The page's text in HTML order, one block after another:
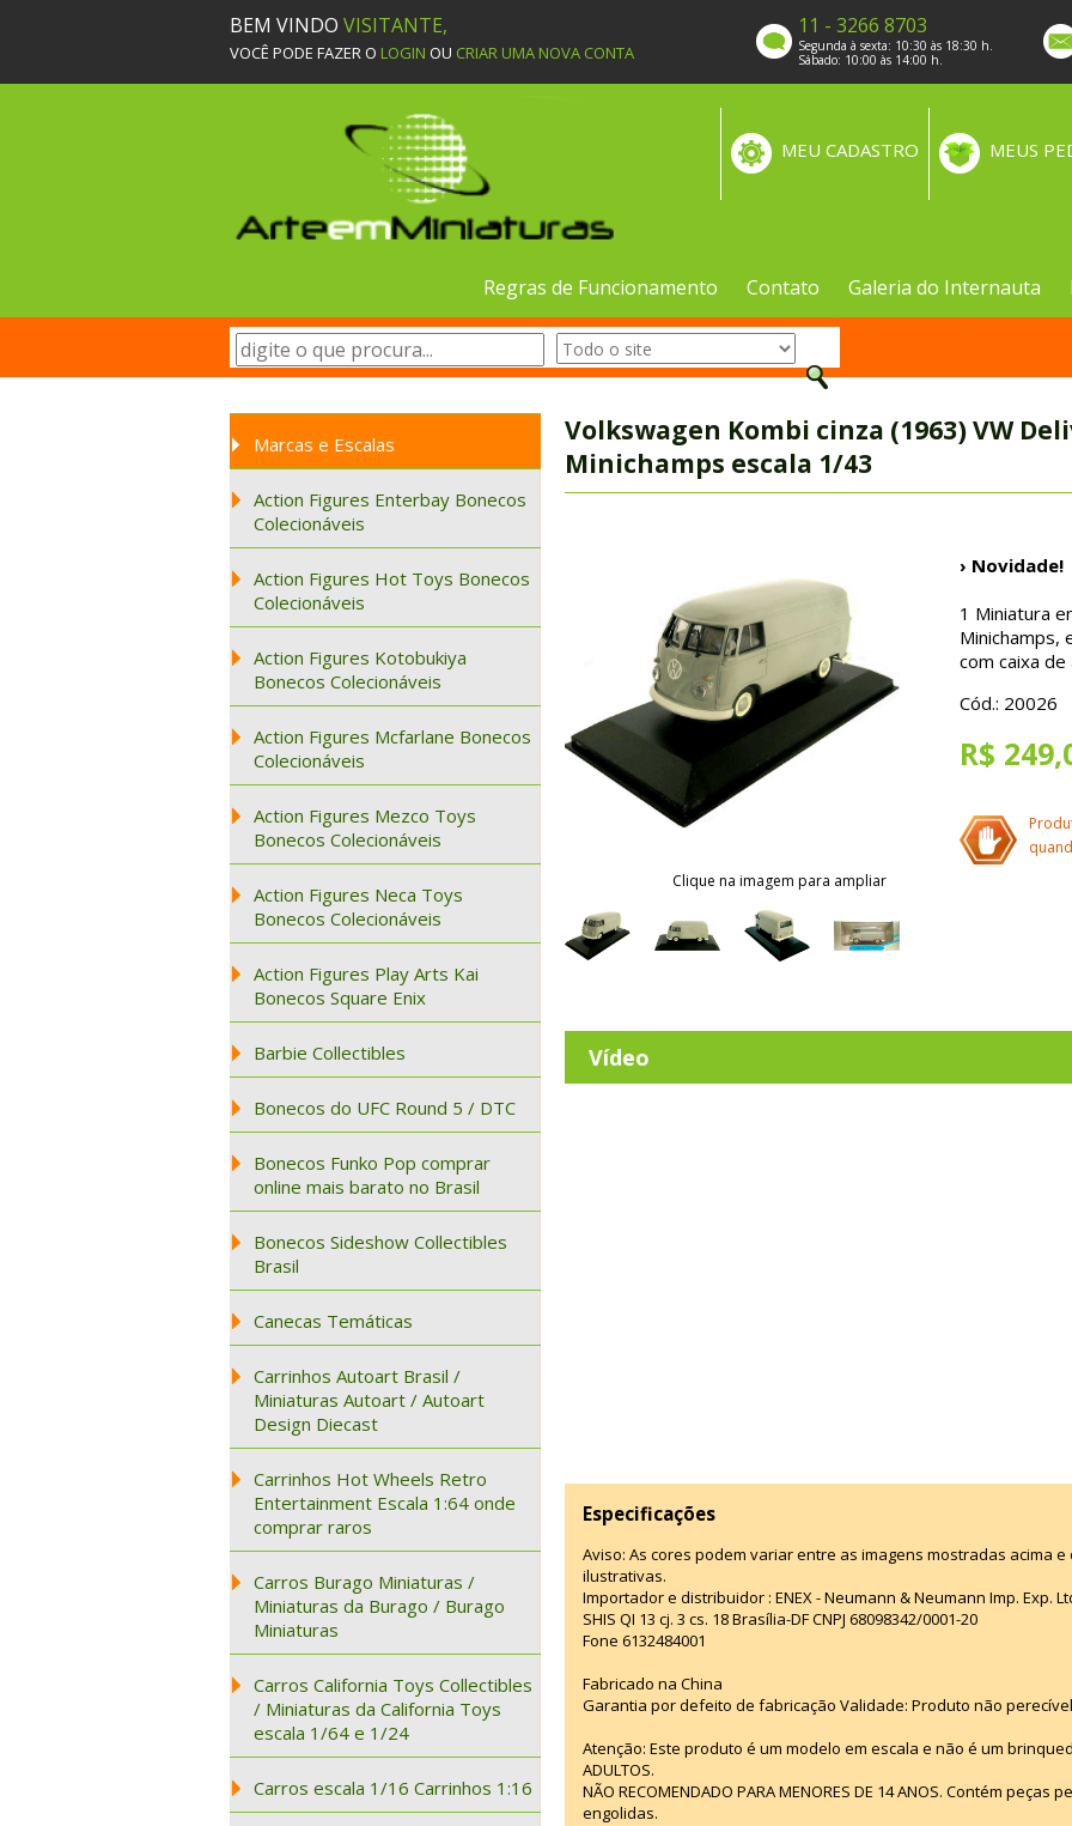
BEM VINDO VISITANTE,
VOCÊ PODE FAZER O LOGIN OU CRIAR UMA NOVA CONTA
11 - 3266 8703
Segunda à sexta: 10:30 às 18:30 h.
Sábado: 10:00 às 14:00 h.
MEUS
MEU CADASTRO
Regras de Funcionamento Contato Galeria do Internauta
Marcas e Escalas
Action Figures Enterbay Bonecos
Colecionáveis
Action Figures Hot Toys Bonecos
Colecionáveis
Action Figures Kotobukiya
Bonecos Colecionáveis
Action Figures Mcfarlane Bonecos
Colecionáveis
Action Figures Mezco Toys
Bonecos Colecionáveis
Action Figures Neca Toys
Bonecos Colecionáveis
Action Figures Play Arts Kai
Bonecos Square Enix
Barbie Collectibles
Bonecos do UFC Round 5 / DTC
Bonecos Funko Pop comprar
online mais barato no Brasil
Bonecos Sideshow Collectibles
Brasil
Canecas Temáticas
Carrinhos Autoart Brasil /
Miniaturas Autoart / Autoart
Design Diecast
Carrinhos Hot Wheels Retro
Entertainment Escala 1:64 onde
comprar raros
Carros Burago Miniaturas /
Miniaturas da Burago / Burago
Miniaturas
Carros California Toys Collectibles
/ Miniaturas da California Toys
escala 1/64 e 1/24
Carros escala 1/16 Carrinhos 1:16
Volkswagen Kombi cinza (1963) VW
Minichamps escala 1/43
Clique na imagem para ampliar
› Novidade!
1 Miniatura
Minichamps,
com caixa
Cód.: 20026
R$
Vídeo
Especificações
Aviso: As cores podem variar entre as imagens mostradas acima
ilustrativas.
Importador e distribuidor : ENEX - Neumann & Neumann Imp. Exp.
SHIS QI 13 cj. 3 cs. 18 Brasília-DF CNPJ 68098342/0001-20
Fone 6132484001
Fabricado na China
Garantia por defeito de fabricação Validade: Produto não
Atenção: Este produto é um modelo em escala e não é um
ADULTOS.
NÃO RECOMENDADO PARA MENORES DE 14 ANOS. Contém
engolidas.